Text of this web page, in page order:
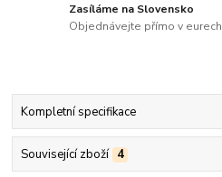
Zasíláme na Slovensko
Objednávejte přímo v eurech
Kompletní specifikace
Související zboží 4